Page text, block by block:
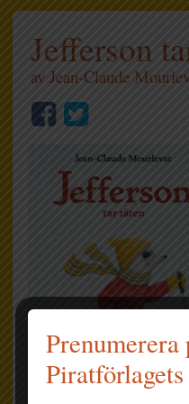
Jefferson
avJean-Claude